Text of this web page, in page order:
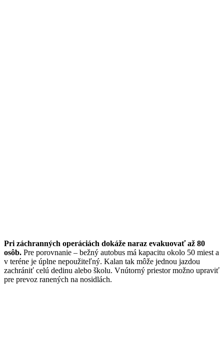
Pri záchranných operáciách dokáže naraz evakuovať až 80
osôb. Pre porovnanie – bežný autobus má kapacitu okolo 50 miest a
v teréne je úplne nepoužiteľný. Kalan tak môže jednou jazdou
zachrániť celú dedinu alebo školu. Vnútorný priestor možno upraviť
pre prevoz ranených na nosidlách.